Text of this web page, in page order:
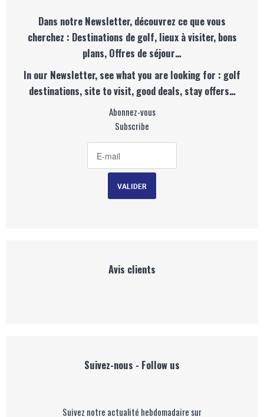
Dans notre Newsletter, découvrez ce que vous
cherchez : Destinations de golf, lieux à visiter, bons
plans, Offres de séjour…
In our Newsletter, see what you are looking for : golf
destinations, site to visit, good deals, stay offers…
Abonnez-vous
Subscribe
Avis clients
Suivez-nous - Follow us
Suivez notre actualité hebdomadaire sur